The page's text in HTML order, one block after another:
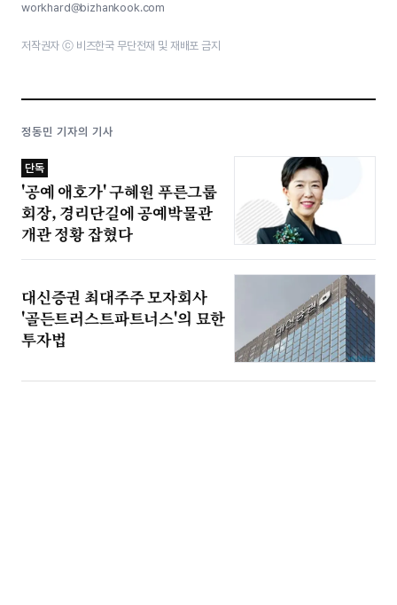
workhard@bizhankook.com
저작권자 ⓒ 비즈한국 무단전재 및 재배포 금지
정동민 기자의 기사
단독
'공예 애호가' 구혜원 푸른그룹
회장, 경리단길에 공예박물관
개관 정황 잡혔다
대신증권 최대주주 모자회사
'골든트러스트파트너스'의 묘한
투자법